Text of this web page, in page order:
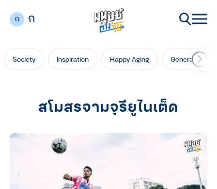
ก ก
Society Inspiration Happy Aging Generation
สโมสรจามจุรียูไนเต็ด